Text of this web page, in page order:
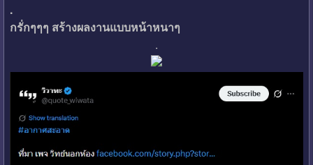
.
กรั่กๆๆๆ สร้างผลงานแบบหน้าหนาๆ
.